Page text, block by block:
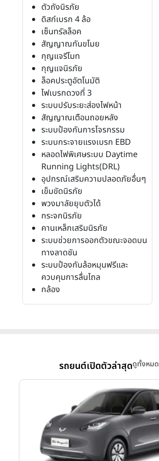
ตัวถังนิรภัย
ดิสก์เบรก 4 ล้อ
เซ็นทรัลล็อค
สัญญาณกันขโมย
กุญแจรีโมท
กุญแจนิรภัย
ล็อคประตูอัตโนมัติ
ไฟเบรกดวงที่ 3
ระบบปรับระยะส่องไฟหน้า
สัญญาณเตือนถอยหลัง
ระบบป้องกันการโจรกรรม
ระบบกระจายแรงเบรก EBD
หลอดไฟพิเศษระบบ Daytime
Running Lights(DRL)
อุปกรณ์เสริมความปลอดภัยอื่นๆ
เข็มขัดนิรภัย
พวงมาลัยยุบตัวได้
กระจกนิรภัย
คานเหล็กเสริมนิรภัย
ระบบช่วยการออกตัวขณะจอดบน
ทางลาดชัน
ระบบป้องกันล้อหมุนฟรีและ
ควบคุมการลื่นไถล
กล้อง
รถยนต์เปิดตัวล่าสุดดูทั้งหมด